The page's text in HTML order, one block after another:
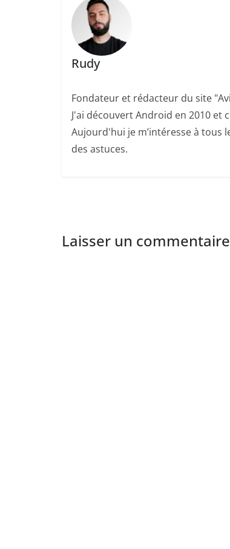
Rudy
Fondateur et rédacteur du site
J'ai découvert Android en 2010 et
Aujourd'hui je m’intéresse à tous
des astuces.
Laisser un commentaire